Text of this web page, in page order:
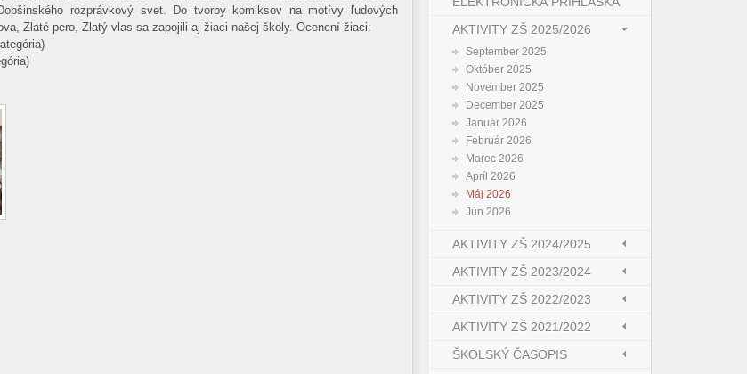
rozprávkový svet. Do tvorby komiksov na motívy ľudových
Zlaté pero, Zlatý vlas sa zapojili aj žiaci našej školy. Ocenení žiaci:
AKTIVITY ZŠ 2025/2026
September 2025
Október 2025
November 2025
December 2025
Január 2026
Február 2026
Marec 2026
Apríl 2026
Máj 2026
Jún 2026
AKTIVITY ZŠ 2024/2025
AKTIVITY ZŠ 2023/2024
AKTIVITY ZŠ 2022/2023
AKTIVITY ZŠ 2021/2022
ŠKOLSKÝ ČASOPIS